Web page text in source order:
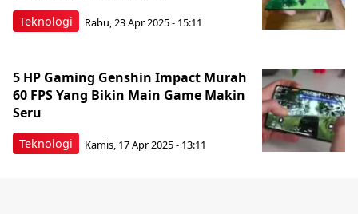
Teknologi Rabu, 23 Apr 2025 - 15:11
Teknologi
5 HP Gaming Genshin Impact Murah
60 FPS Yang Bikin Main Game Makin
Seru
Kamis, 17 Apr 2025 - 13:11